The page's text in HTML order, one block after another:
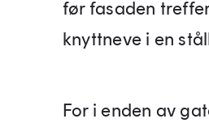
før fasaden
knyttneve i en
For i enden av